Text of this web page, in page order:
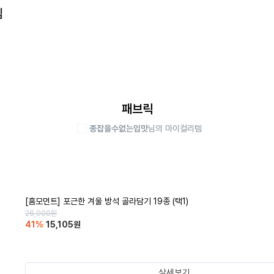
패브릭
종잡을수없는입맛님의 마이컬리템
[홈모먼트] 포근한 겨울 방석 골라담기 19종 (택1)
26,000원
41 % 15,105원
상세보기